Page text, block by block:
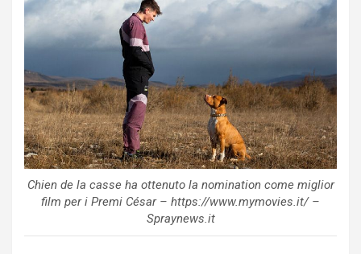
Chien de la casse ha ottenuto la nomination come miglior
film per i Premi César – https://www.mymovies.it/ –
Spraynews.it